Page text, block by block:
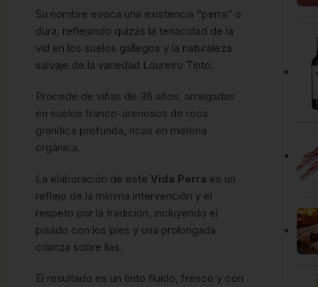
Su nombre evoca una existencia “perra” o
dura, reflejando quizás la tenacidad de la
vid en los suelos gallegos y la naturaleza
salvaje de la variedad Loureiro Tinto.
Procede de viñas de 36 años, arraigadas
en suelos franco-arenosos de roca
granítica profunda, ricas en materia
orgánica.
La elaboración de este Vida Perra es un
reflejo de la mínima intervención y el
respeto por la tradición, incluyendo el
pisado con los pies y una prolongada
crianza sobre lías.
El resultado es un tinto fluido, fresco y con